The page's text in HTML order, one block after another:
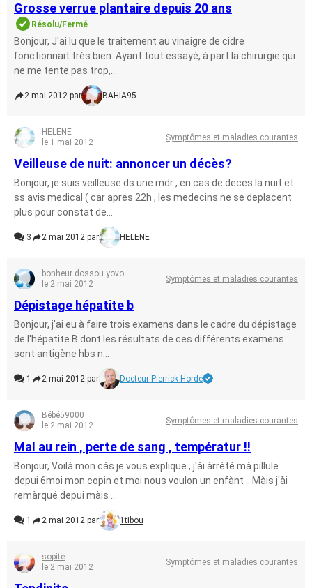
Grosse verrue plantaire depuis 20 ans
Résolu/Fermé
Bonjour, J'ai lu que le traitement au vinaigre de cidre
fonctionnait très bien. Ayant tout essayé, à part la chirurgie qui
ne me tente pas trop,...
2 mai 2012 par BAHIA95
HELENE
le 1 mai 2012
Symptômes et maladies courantes
Veilleuse de nuit: annoncer un décès?
Bonjour, je suis veilleuse ds une mdr , en cas de deces la nuit et
ss avis medical ( car apres 22h , les medecins ne se deplacent
plus pour constat de...
3 2 mai 2012 par HELENE
bonheur dossou yovo
le 2 mai 2012
Symptômes et maladies courantes
Dépistage hépatite b
Bonjour, j'ai eu à faire trois examens dans le cadre du dépistage
de l'hépatite B dont les résultats de ces différents examens
sont antigène hbs n...
1 2 mai 2012 par Docteur Pierrick Hordé
Bébé59000
le 2 mai 2012
Symptômes et maladies courantes
Mal au rein , perte de sang , températur !!
Bonjour, Voilà mon càs je vous explique , j'ài àrrété mà pillule
depui 6moi mon copin et moi nous voulon un enfànt .. Màis j'ài
remàrqué depui màis ...
1 2 mai 2012 par 1tibou
sopite
le 2 mai 2012
Symptômes et maladies courantes